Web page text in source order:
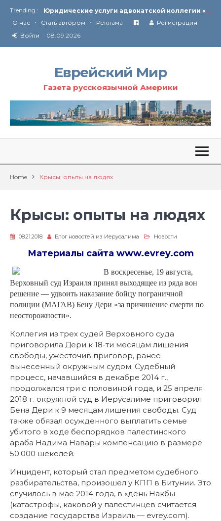
Trending : Ю
ридические услуги адвокатской коллегии «Эли Гервиц»: полное сопровождение на всех этапах
От Ирана до Ливана и Газы
О нас • Стать автором • Реклама
Регистрация
Войти
08.09.2026
Еврейский Мир
Газета русскоязычной Америки
Home Крысы: опыты на людях
Крысы: опыты на людях
08.21.2018 Блог новостей из Иерусалима Новости
Материалы сайта www.evrey.com
В воскресенье, 19 августа,
Верховный суд Израиля принял выходящее из ряда вон
решение — удвоить наказание бойцу пограничной
полиции (МАГАВ) Бену Дери «за причинение смерти по
неосторожности».
Коллегия из трех судей Верховного суда
приговорила Дери к 18-ти месяцам лишения
свободы, ужесточив приговор, ранее
вынесенный окружным судом. Судебный
процесс, начавшийся в декабре 2014 г.,
продолжался три с половиной года, и 25 апреля
2018 г. окружной суд в Иерусалиме приговорил
Бена Дери к 9 месяцам лишения свободы. Суд
также обязал осужденного выплатить семье
убитого в ходе беспорядков палестинского
араба Надима Навары компенсацию в размере
50.000 шекелей.
Инцидент, который стал предметом судебного
разбирательства, произошел у КПП в Битунии. Это
случилось в мае 2014 года, в «день Накбы
(катастрофы, каковой у палестинцев считается
создание государства Израиль — evrey.com).